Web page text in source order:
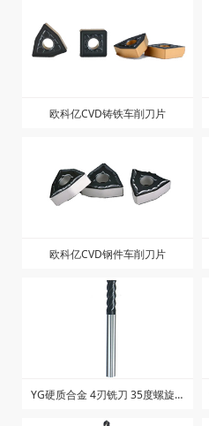
欧科亿CVD铸铁车削刀片
欧科亿CVD钢件车削刀片
YG硬质合金 4刃铣刀 35度螺旋角